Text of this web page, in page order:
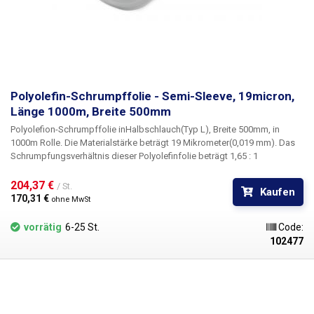
Polyolefin-Schrumpffolie - Semi-Sleeve, 19micron,
Länge 1000m, Breite 500mm
Polyolefion-Schrumpffolie inHalbschlauch(Typ L), Breite 500mm, in
1000m Rolle. Die Materialstärke beträgt 19 Mikrometer(0,019 mm). Das
Schrumpfungsverhältnis dieser Polyolefinfolie beträgt 1,65 : 1
und Durchstoßfestigkeit sowie gute Dehnungseigenschaften. Die Folien
sind hochtransparent, glänzend und geruchsneutral, Polyolefinfolien
sind chemikalienbeständig und gesundheitlich unbedenklich. Die Folien
des Typs "Semi-Sleeve" eignen sich für die Verpackung von Produkten
und Waren mit einem
ideal für die Verpackung von Handys, Tablets, CDs/DVDs/BDs,
204,37 € / St.
170,31 € ohne MwSt
Kaufen
vorrätig 6-25 St.
Code:
102477